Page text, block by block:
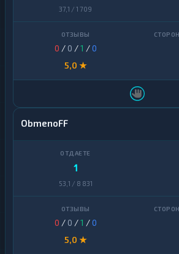
37,1 / 1 709
0 / 0 /1 /0
5,0 ★
ObmenoFF
1
53,1 / 8 831
0 / 0 /1 /0
5,0 ★